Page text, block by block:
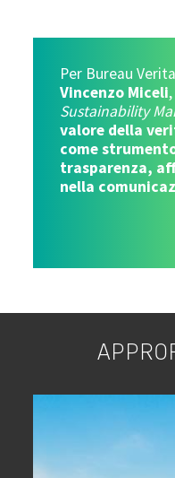
Per Bureau
Vincenzo Miceli,
Sustainability
valore della
come
trasparenza,
nella